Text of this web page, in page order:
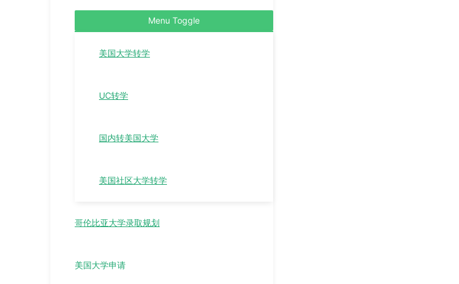
Menu Toggle
美国大学转学
UC转学
国内转美国大学
美国社区大学转学
哥伦比亚大学录取规划
美国大学申请